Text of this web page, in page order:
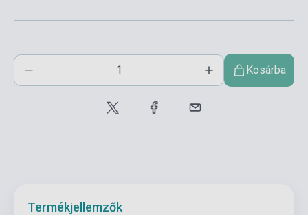
Kosárba
Termékjellemzők